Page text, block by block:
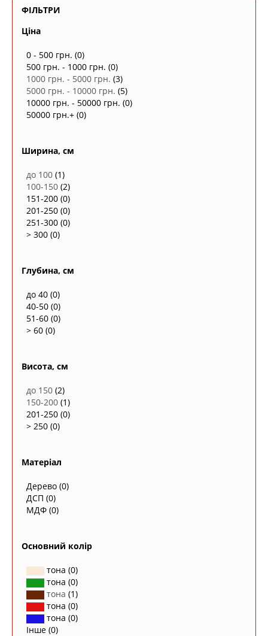
ФІЛЬТРИ
Ціна
0 - 500 грн. (0)
500 грн. - 1000 грн. (0)
1000 грн. - 5000 грн. (3)
5000 грн. - 10000 грн. (5)
10000 грн. - 50000 грн. (0)
50000 грн.+ (0)
Ширина, см
до 100 (1)
100-150 (2)
151-200 (0)
201-250 (0)
251-300 (0)
> 300 (0)
Глубина, см
до 40 (0)
40-50 (0)
51-60 (0)
> 60 (0)
Висота, см
до 150 (2)
150-200 (1)
201-250 (0)
> 250 (0)
Матеріал
Дерево (0)
ДСП (0)
МДФ (0)
Основний колір
тона (0)
тона (0)
тона (1)
тона (0)
тона (0)
Інше (0)